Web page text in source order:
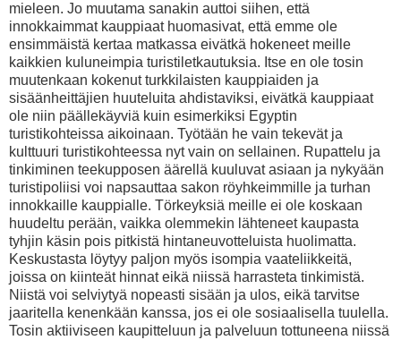
mieleen. Jo muutama sanakin auttoi siihen, että
innokkaimmat kauppiaat huomasivat, että emme ole
ensimmäistä kertaa matkassa eivätkä hokeneet meille
kaikkien kuluneimpia turistiletkautuksia. Itse en ole tosin
muutenkaan kokenut turkkilaisten kauppiaiden ja
sisäänheittäjien huuteluita ahdistaviksi, eivätkä kauppiaat
ole niin päällekäyviä kuin esimerkiksi Egyptin
turistikohteissa aikoinaan. Työtään he vain tekevät ja
kulttuuri turistikohteessa nyt vain on sellainen. Rupattelu ja
tinkiminen teekupposen äärellä kuuluvat asiaan ja nykyään
turistipoliisi voi napsauttaa sakon röyhkeimmille ja turhan
innokkaille kauppialle. Törkeyksiä meille ei ole koskaan
huudeltu perään, vaikka olemmekin lähteneet kaupasta
tyhjin käsin pois pitkistä hintaneuvotteluista huolimatta.
Keskustasta löytyy paljon myös isompia vaateliikkeitä,
joissa on kiinteät hinnat eikä niissä harrasteta tinkimistä.
Niistä voi selviytyä nopeasti sisään ja ulos, eikä tarvitse
jaaritella kenenkään kanssa, jos ei ole sosiaalisella tuulella.
Tosin aktiiviseen kaupitteluun ja palveluun tottuneena niissä